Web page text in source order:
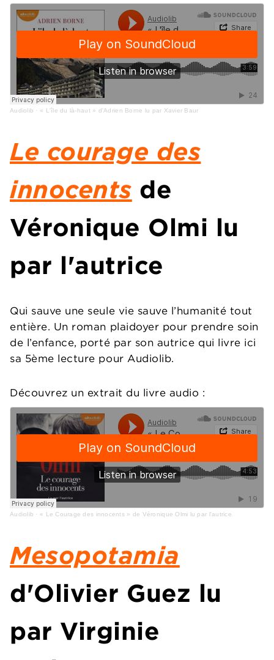
Audiolib · « L'île du là-haut » d'Adrien Borne lu par Xavier Baur
Le courage des
innocents de
Véronique Olmi lu
par l'autrice
Qui sauve une seule vie sauve l’humanité tout
entière. Un roman plaidoyer pour prendre soin
de l’enfance, porté par son autrice qui livre ici
sa 5ème lecture pour Audiolib.
Découvrez un extrait du livre audio :
Audiolib · « Le Courage des innocents » de Véronique Olmi lu par l'autrice
Mesopotamia
d'Olivier Guez lu
par Virginie